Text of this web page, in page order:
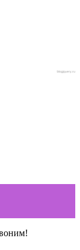
blogjquery.ru